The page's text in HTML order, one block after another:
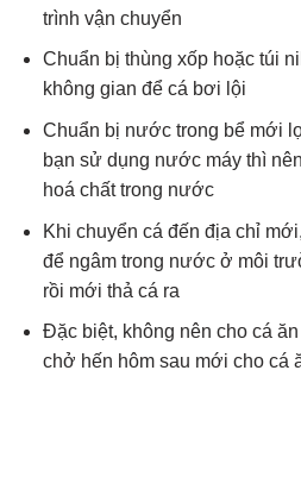
trình vận chuyển
Chuẩn bị thùng xốp hoặc túi
không gian để cá bơi lội
Chuẩn bị nước trong bể mới
bạn sử dụng nước máy thì
hoá chất trong nước
Khi chuyển cá đến địa chỉ
để ngâm trong nước ở môi
rồi mới thả cá ra
Đặc biệt, không nên cho cá
chở hến hôm sau mới cho cá